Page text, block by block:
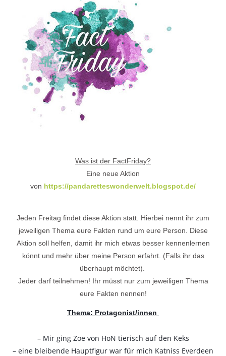
Was ist der FactFriday?
Eine neue Aktion
von https://pandaretteswonderwelt.blogspot.de/
Jeden Freitag findet diese Aktion statt. Hierbei nennt ihr zum
jeweiligen Thema eure Fakten rund um eure Person. Diese
Aktion soll helfen, damit ihr mich etwas besser kennenlernen
könnt und mehr über meine Person erfahrt. (Falls ihr das
überhaupt möchtet).
Jeder darf teilnehmen! Ihr müsst nur zum jeweiligen Thema
eure Fakten nennen!
Thema: Protagonist/innen
– Mir ging Zoe von HoN tierisch auf den Keks
– eine bleibende Hauptfigur war für mich Katniss Everdeen